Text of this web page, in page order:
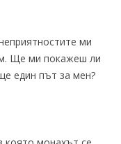
ми
Ще ми покажеш ли
един път за мен?